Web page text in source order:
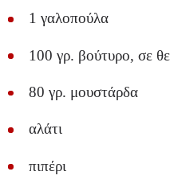
1 γαλοπούλα
100 γρ. βούτυρο, σε
80 γρ. μουστάρδα
αλάτι
πιπέρι